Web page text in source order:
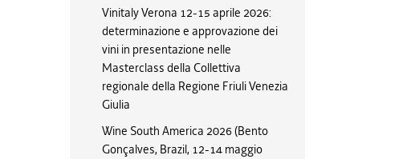
Vinitaly Verona 12-15 aprile 2026:
determinazione e approvazione dei
vini in presentazione nelle
Masterclass della Collettiva
regionale della Regione Friuli Venezia
Giulia
Wine South America 2026 (Bento
Gonçalves, Brazil, 12-14 maggio